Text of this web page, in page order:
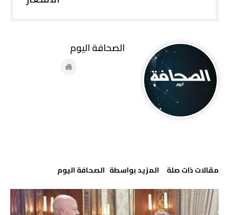
‫مقالات ذات صلة‬ ‫‫المزيد بواسطة‬ ‬ ‭ ‬الصحافة‭ ‬اليوم